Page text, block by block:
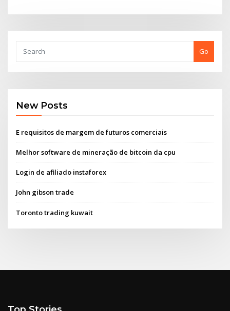
Go
New Posts
E requisitos de margem de futuros comerciais
Melhor software de mineração de bitcoin da cpu
Login de afiliado instaforex
John gibson trade
Toronto trading kuwait